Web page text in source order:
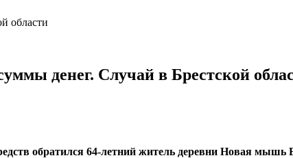
области
денег. Случай в Брестской
обратился 64-летний житель деревни Новая мышь